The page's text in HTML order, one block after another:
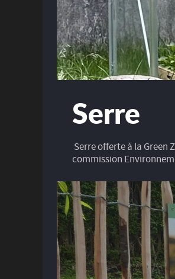
Serre
Serre offerte à la Green
commission